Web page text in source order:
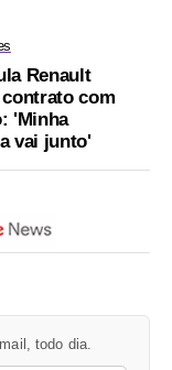
Renault
com
'Minha
vai junto'
todo dia.